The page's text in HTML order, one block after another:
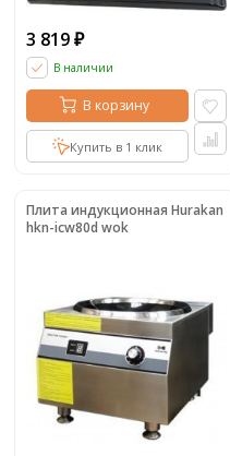
3 819 ₽
В наличии
В корзину
Купить в 1 клик
Плита индукционная Hurakan
hkn-icw80d wok